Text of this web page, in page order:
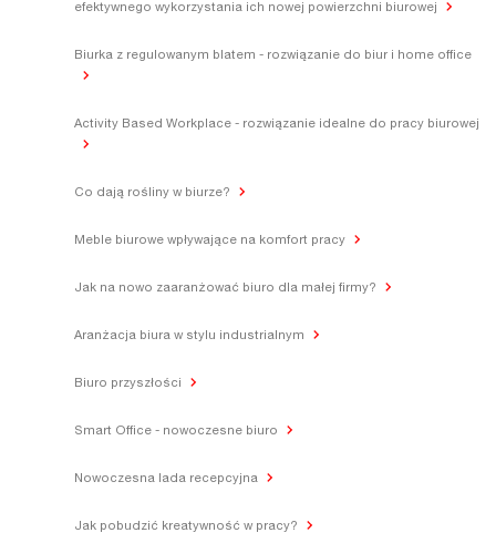
efektywnego wykorzystania ich nowej powierzchni biurowej
Biurka z regulowanym blatem - rozwiązanie do biur i home office
Activity Based Workplace - rozwiązanie idealne do pracy biurowej
Co dają rośliny w biurze?
Meble biurowe wpływające na komfort pracy
Jak na nowo zaaranżować biuro dla małej firmy?
Aranżacja biura w stylu industrialnym
Biuro przyszłości
Smart Office - nowoczesne biuro
Nowoczesna lada recepcyjna
Jak pobudzić kreatywność w pracy?